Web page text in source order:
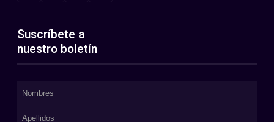
Suscríbete a
nuestro boletín